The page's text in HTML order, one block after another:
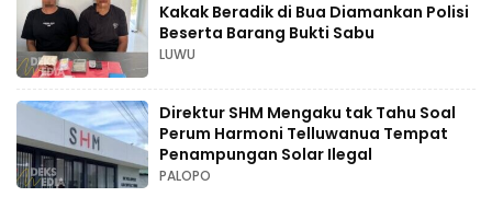
Kakak Beradik di Bua Diamankan Polisi
Beserta Barang Bukti Sabu
LUWU
Direktur SHM Mengaku tak Tahu Soal
Perum Harmoni Telluwanua Tempat
Penampungan Solar Ilegal
PALOPO